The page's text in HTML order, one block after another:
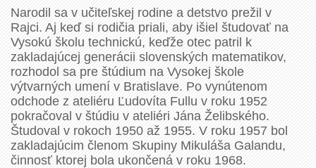
Narodil sa v učiteľskej rodine a detstvo prežil v
Rajci. Aj keď si rodičia priali, aby išiel študovať na
Vysokú školu technickú, keďže otec patril k
zakladajúcej generácii slovenských matematikov,
rozhodol sa pre štúdium na Vysokej škole
výtvarných umení v Bratislave. Po vynútenom
odchode z ateliéru Ľudovíta Fullu v roku 1952
pokračoval v štúdiu v ateliéri Jána Želibského.
Študoval v rokoch 1950 až 1955. V roku 1957 bol
zakladajúcim členom Skupiny Mikuláša Galandu,
činnosť ktorej bola ukončená v roku 1968.